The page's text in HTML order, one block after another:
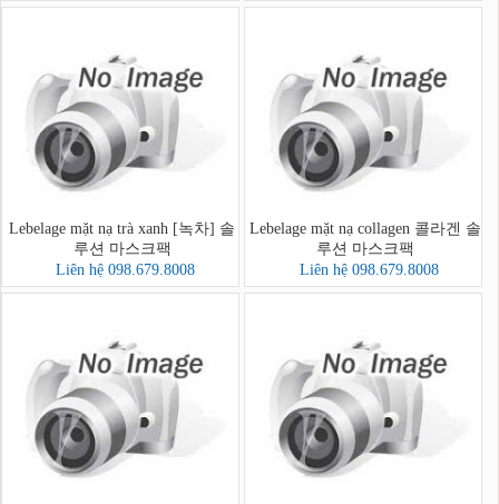
Lebelage mặt nạ trà xanh [녹차] 솔
루션 마스크팩
Liên hệ 098.679.8008
Lebelage mặt nạ collagen 콜라겐 솔
루션 마스크팩
Liên hệ 098.679.8008